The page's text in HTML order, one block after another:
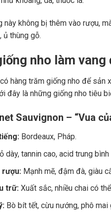
này không bị thêm vào rượu,
ủ thùng gỗ.
nho làm vang
hàng trăm giống nho để
đây là những giống nho tiêu
Sauvignon – “Vua
Bordeaux, Pháp.
dày, tannin cao, acid trung bình
rượu: Mạnh mẽ, đậm đà, giàu
trữ:Xuất sắc, nhiều chai có
Bò bít tết, cừu nướng, phô mai